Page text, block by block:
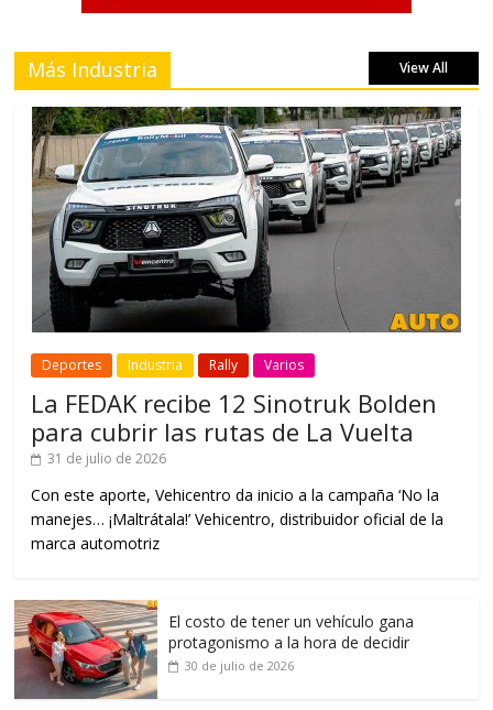
Más Industria View All
Deportes Industria Rally Varios
La FEDAK recibe 12 Sinotruk Bolden
para cubrir las rutas de La Vuelta
31 de julio de 2026
Con este aporte, Vehicentro da inicio a la campaña ‘No la
manejes… ¡Maltrátala!’ Vehicentro, distribuidor oficial de la
marca automotriz
El costo de tener un vehículo gana
protagonismo a la hora de decidir
30 de julio de 2026